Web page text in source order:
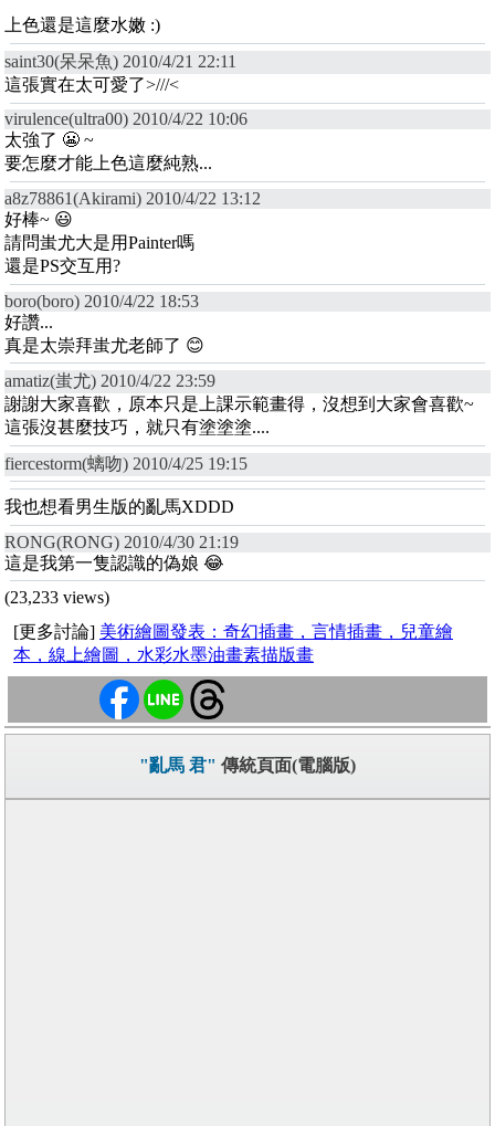
上色還是這麼水嫩 :)
saint30(呆呆魚) 2010/4/21 22:11
這張實在太可愛了>///<
virulence(ultra00) 2010/4/22 10:06
太強了 😬 ~
要怎麼才能上色這麼純熟...
a8z78861(Akirami) 2010/4/22 13:12
好棒~ 😃
請問蚩尤大是用Painter嗎
還是PS交互用?
boro(boro) 2010/4/22 18:53
好讚...
真是太崇拜蚩尤老師了 😊
amatiz(蚩尤) 2010/4/22 23:59
謝謝大家喜歡，原本只是上課示範畫得，沒想到大家會喜歡~
這張沒甚麼技巧，就只有塗塗塗....
fiercestorm(螭吻) 2010/4/25 19:15
我也想看男生版的亂馬XDDD
RONG(RONG) 2010/4/30 21:19
這是我第一隻認識的偽娘 😂
(23,233 views)
[更多討論] 美術繪圖發表：奇幻插畫，言情插畫，兒童繪
本，線上繪圖，水彩水墨油畫素描版畫
"亂馬 君" 傳統頁面(電腦版)